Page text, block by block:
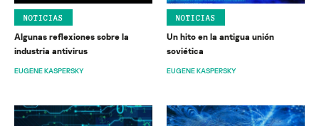
NOTICIAS
Algunas reflexiones sobre la
industria antivirus
EUGENE KASPERSKY
NOTICIAS
Un hito en la antigua unión
soviética
EUGENE KASPERSKY